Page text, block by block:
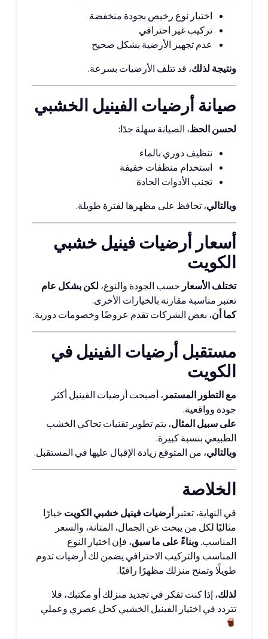
اختيار نوع رخيص بجودة منخفضة
تركيب غير احترافي
عدم تجهيز الأرضية بشكل صحيح
ونتيجة لذلك، قد تتلف الأرضيات بسرعة.
صيانة أرضيات الفينيل الخشبي
لحسن الحظ، الصيانة سهلة جدًا:
تنظيف دوري بالماء
استخدام منظفات خفيفة
تجنب الأدوات الحادة
وبالتالي، تحافظ على مظهرها لفترة طويلة.
أسعار أرضيات فينيل خشبي
الكويت
تختلف الأسعار حسب الجودة والنوع، لكن بشكل عام
تعتبر مناسبة مقارنة بالخيارات الأخرى.
كما أن، بعض الشركات تقدم عروضًا وخصومات دورية.
مستقبل أرضيات الفينيل في
الكويت
مع التطور المستمر ، أصبحت أرضيات الفينيل أكثر
جودة وواقعية.
على سبيل المثال، يتم تطوير تقنيات تحاكي الخشب
الطبيعي بنسبة كبيرة.
وبالتالي، من المتوقع زيادة الإقبال عليها في المستقبل.
الخلاصة
في النهاية، تعتبرأرضيات فينيل خشبي الكويت خيارًا
مثاليًا لكل من يبحث عن الجمال، المتانة، والسعر
المناسب.وبناءً على ما سبق، فإن اختيار النوع
المناسب والتركيب الاحترافي يضمن لك أرضيات تدوم
طويلًا وتمنح منزلك مظهرًا راقيًا.
لذلك، إذا كنت تفكر في تجديد منزلك أو مكتبك، فلا
تتردد في اختيار الفينيل الخشبي كحل عصري وعملي